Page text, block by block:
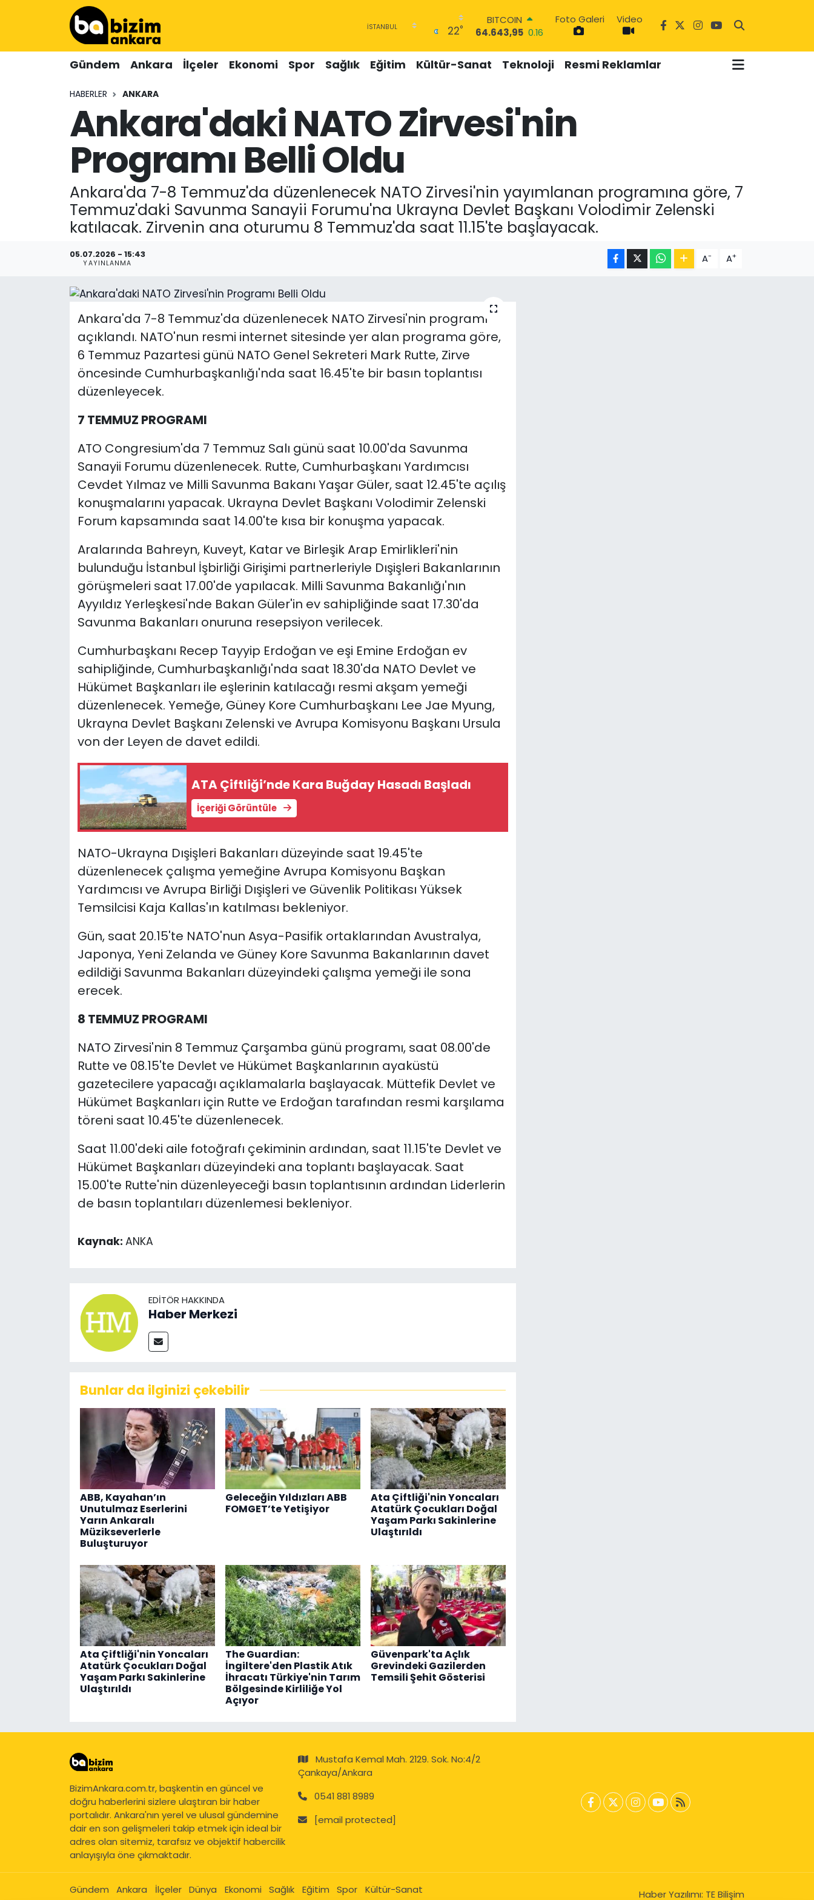
22°
BITCOIN
64.643,95 0.16
47,6704
EURO
64,2143
GRAM ALTIN
6500.87
0.12
Foto Galeri Video
Gündem Ankara İlçeler Ekonomi Spor Sağlık Eğitim Kültür-Sanat Teknoloji Resmi Reklamlar
HABERLER ANKARA
Ankara'daki NATO Zirvesi'nin
Programı Belli Oldu
Ankara'da 7-8 Temmuz'da düzenlenecek NATO Zirvesi'nin yayımlanan programına göre, 7
Temmuz'daki Savunma Sanayii Forumu'na Ukrayna Devlet Başkanı Volodimir Zelenski
katılacak. Zirvenin ana oturumu 8 Temmuz'da saat 11.15'te başlayacak.
05.07.2026 - 15:43
YAYINLANMA A- A+
Ankara'da 7-8 Temmuz'da düzenlenecek NATO Zirvesi'nin programı
açıklandı. NATO'nun resmi internet sitesinde yer alan programa göre,
6 Temmuz Pazartesi günü NATO Genel Sekreteri Mark Rutte, Zirve
öncesinde Cumhurbaşkanlığı'nda saat 16.45'te bir basın toplantısı
düzenleyecek.
7 TEMMUZ PROGRAMI
ATO Congresium'da 7 Temmuz Salı günü saat 10.00'da Savunma
Sanayii Forumu düzenlenecek. Rutte, Cumhurbaşkanı Yardımcısı
Cevdet Yılmaz ve Milli Savunma Bakanı Yaşar Güler, saat 12.45'te açılış
konuşmalarını yapacak. Ukrayna Devlet Başkanı Volodimir Zelenski
Forum kapsamında saat 14.00'te kısa bir konuşma yapacak.
Aralarında Bahreyn, Kuveyt, Katar ve Birleşik Arap Emirlikleri'nin
bulunduğu İstanbul İşbirliği Girişimi partnerleriyle Dışişleri Bakanlarının
görüşmeleri saat 17.00'de yapılacak. Milli Savunma Bakanlığı'nın
Ayyıldız Yerleşkesi'nde Bakan Güler'in ev sahipliğinde saat 17.30'da
Savunma Bakanları onuruna resepsiyon verilecek.
Cumhurbaşkanı Recep Tayyip Erdoğan ve eşi Emine Erdoğan ev
sahipliğinde, Cumhurbaşkanlığı'nda saat 18.30'da NATO Devlet ve
Hükümet Başkanları ile eşlerinin katılacağı resmi akşam yemeği
düzenlenecek. Yemeğe, Güney Kore Cumhurbaşkanı Lee Jae Myung,
Ukrayna Devlet Başkanı Zelenski ve Avrupa Komisyonu Başkanı Ursula
von der Leyen de davet edildi.
ATA Çiftliği’nde Kara Buğday Hasadı Başladı
İçeriği Görüntüle
NATO-Ukrayna Dışişleri Bakanları düzeyinde saat 19.45'te
düzenlenecek çalışma yemeğine Avrupa Komisyonu Başkan
Yardımcısı ve Avrupa Birliği Dışişleri ve Güvenlik Politikası Yüksek
Temsilcisi Kaja Kallas'ın katılması bekleniyor.
Gün, saat 20.15'te NATO'nun Asya-Pasifik ortaklarından Avustralya,
Japonya, Yeni Zelanda ve Güney Kore Savunma Bakanlarının davet
edildiği Savunma Bakanları düzeyindeki çalışma yemeği ile sona
erecek.
8 TEMMUZ PROGRAMI
NATO Zirvesi'nin 8 Temmuz Çarşamba günü programı, saat 08.00'de
Rutte ve 08.15'te Devlet ve Hükümet Başkanlarının ayaküstü
gazetecilere yapacağı açıklamalarla başlayacak. Müttefik Devlet ve
Hükümet Başkanları için Rutte ve Erdoğan tarafından resmi karşılama
töreni saat 10.45'te düzenlenecek.
Saat 11.00'deki aile fotoğrafı çekiminin ardından, saat 11.15'te Devlet ve
Hükümet Başkanları düzeyindeki ana toplantı başlayacak. Saat
15.00'te Rutte'nin düzenleyeceği basın toplantısının ardından Liderlerin
de basın toplantıları düzenlemesi bekleniyor.
Kaynak: ANKA
EDITÖR HAKKINDA
Haber Merkezi
Bunlar da ilginizi çekebilir
ABB, Kayahan’ın
Unutulmaz Eserlerini
Yarın Ankaralı
Müzikseverlerle
Buluşturuyor
Geleceğin Yıldızları ABB
FOMGET’te Yetişiyor
Ata Çiftliği'nin Yoncaları
Atatürk Çocukları Doğal
Yaşam Parkı Sakinlerine
Ulaştırıldı
Ata Çiftliği'nin Yoncaları
Atatürk Çocukları Doğal
Yaşam Parkı Sakinlerine
Ulaştırıldı
The Guardian:
İngiltere'den Plastik Atık
İhracatı Türkiye'nin Tarım
Bölgesinde Kirliliğe Yol
Açıyor
Güvenpark'ta Açlık
Grevindeki Gazilerden
Temsili Şehit Gösterisi
BizimAnkara.com.tr, başkentin en güncel ve
doğru haberlerini sizlere ulaştıran bir haber
portalıdır. Ankara'nın yerel ve ulusal gündemine
dair en son gelişmeleri takip etmek için ideal bir
adres olan sitemiz, tarafsız ve objektif habercilik
anlayışıyla öne çıkmaktadır.
Mustafa Kemal Mah. 2129. Sok. No:4/2
Çankaya/Ankara
0541 881 8989
[email protected]
Gündem Ankara İlçeler Dünya Ekonomi Sağlık Eğitim Spor Kültür-Sanat Haber Yazılımı: TE Bilişim
Hava Durumu
Süper Lig Puan Durumu ve Fikstür
Tüm Manşetler
Son Dakika Haberleri
Haber Arşivi